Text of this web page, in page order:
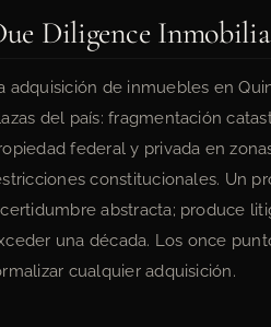
Diligence
adquisición de inmuebles en
del país: fragmentación
federal y privada en
constitucionales. Un
abstracta; produce
una década. Los once
cualquier adquisición.